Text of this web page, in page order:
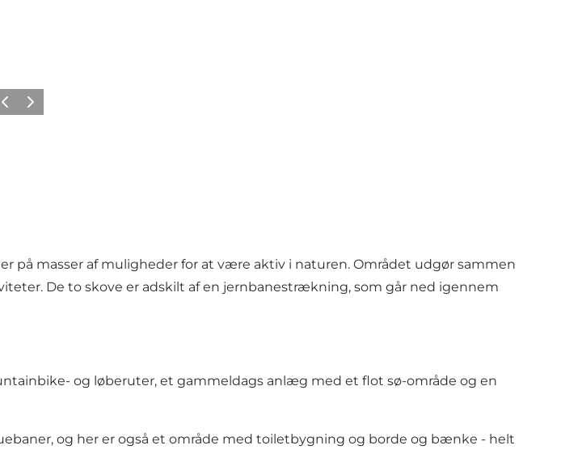
Forrige billede
Næste billede
på masser af muligheder for at være aktiv i naturen. Området udgør sammen
De to skove er adskilt af en jernbanestrækning, som går ned igennem
og løberuter, et gammeldags anlæg med et flot sø-område og en
og her er også et område med toiletbygning og borde og bænke - helt